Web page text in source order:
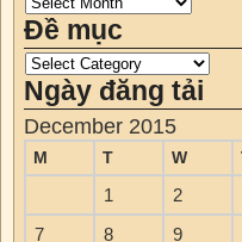
Đề mục
Ngày đăng tải
December 2015
M T W
1 2
7
8 9